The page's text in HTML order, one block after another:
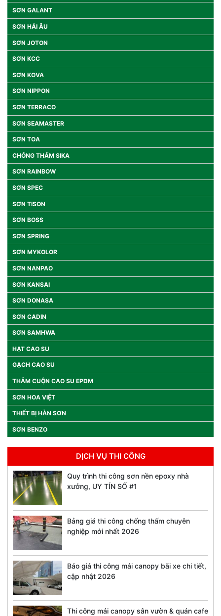
SƠN GALANT
SƠN HẢI ÂU
SƠN JOTON
SƠN KCC
SƠN KOVA
SƠN NIPPON
SƠN TERRACO
SƠN SEAMASTER
SƠN TOA
CHỐNG THẤM SIKA
SƠN RAINBOW
SƠN SPEC
SƠN TISON
SƠN BOSS
SƠN SPRING
SƠN MYKOLOR
SƠN NANPAO
SƠN KANSAI
SƠN DONASA
SƠN CADIN
SƠN SAMHWA
HẠT CAO SU
GẠCH CAO SU
THẢM CUỘN CAO SU EPDM
SƠN HOA VIỆT
THIẾT BỊ HÀN SƠN
SƠN BENZO
DỊCH VỤ THI CÔNG
Quy trình thi công sơn nền epoxy nhà
xưởng, UY TÍN SỐ #1
Bảng giá thi công chống thấm chuyên
nghiệp mới nhất 2026
Báo giá thi công mái canopy bãi xe chi tiết,
cập nhật 2026
Thi công mái canopy sân vườn & quán cafe